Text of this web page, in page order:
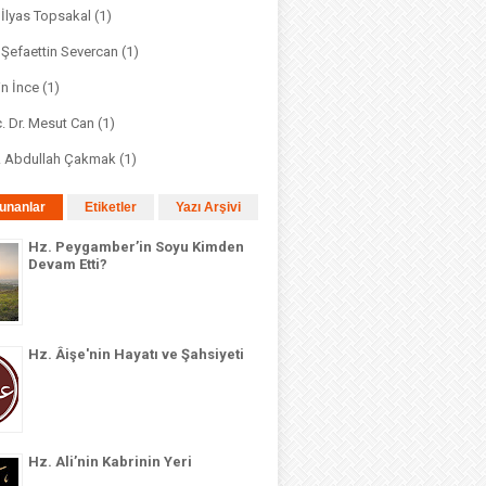
Topsakal (1)
Severcan (1)
İnce (1)
Dr. Mesut Can (1)
Abdullah Çakmak (1)
Etiketler Yazı Arşivi
Hz. Peygamber’in Soyu Kimden
Devam Etti?
Hz. Âişe'nin Hayatı ve Şahsiyeti
Hz. Ali’nin Kabrinin Yeri